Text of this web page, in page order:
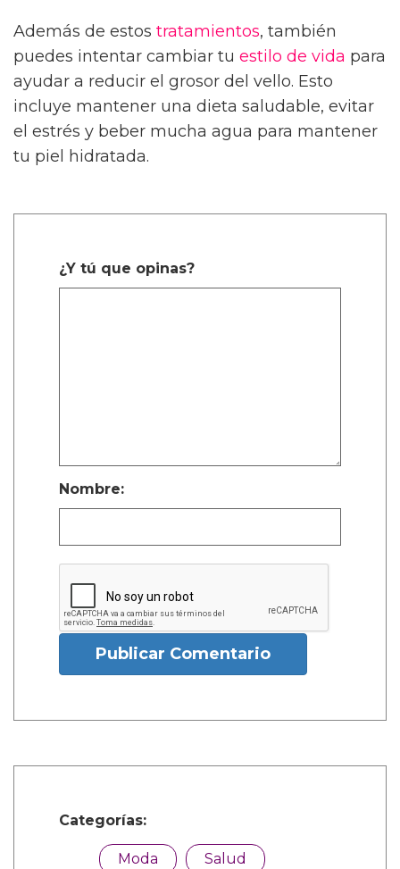
Además de estos tratamientos, también
puedes intentar cambiar tu estilo de vida para
ayudar a reducir el grosor del vello. Esto
incluye mantener una dieta saludable, evitar
el estrés y beber mucha agua para mantener
tu piel hidratada.
¿Y tú que opinas?
Nombre:
Publicar Comentario
Categorías:
Moda Salud